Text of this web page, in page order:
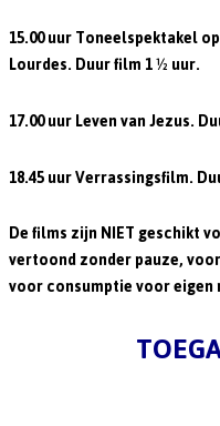
15.00 uur Toneelspektakel
Lourdes. Duur film 1 ½ uur.
17.00 uur Leven van Jezus.
18.45 uur Verrassingsfilm.
De films zijn NIET geschikt
vertoond zonder pauze,
voor consumptie voor eigen